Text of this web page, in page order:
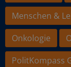
Menschen &
Onkologie
PolitKompass